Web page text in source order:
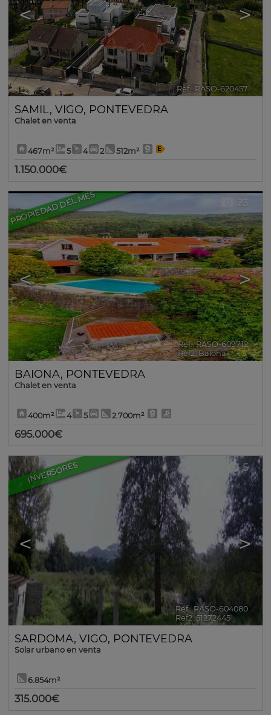
< >
Ref.. RASO-620457 🔗
SAMIL , VIGO, PONTEVEDRA
Chalet en venta
467m² 5 4 2 512m²
1.150.000€
PROPIEDAD DEL MES
< >
23
Ref.. RASO-609712 🔗
Ref2. Baiona
BAIONA, PONTEVEDRA
Chalet en venta
400m² 4 5 2.700m²
695.000€
INVERSORES
< >
5
Ref.. RASO-604080
Ref2. 51272445
SARDOMA, VIGO, PONTEVEDRA
Solar urbano en venta
6.854m²
315.000€